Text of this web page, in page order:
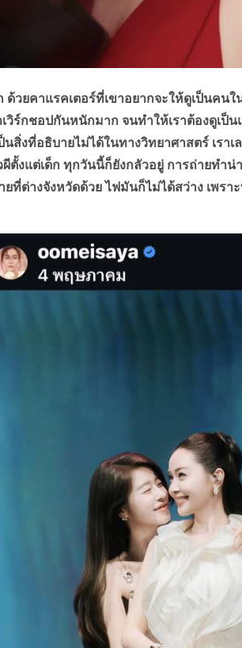
คาแรคเตอร์ที่เขาอยากจะให้ดูเป็นคน
วิร์กชอปกันหนักมาก จนทำให้เราต้องดูเป็
นสิ่งที่อธิบายไม่ได้ในทางวิทยาศาสตร์ เรา
ตั้งแต่เด็ก ทุกวันนี้ก็ยังกลัวอยู่ การถ่ายทำ
ยที่ต่างจังหวัดด้วย ไฟมันก็ไม่ได้สว่าง เพ